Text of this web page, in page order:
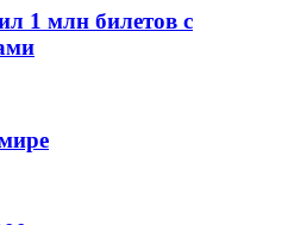
1 млн билетов с